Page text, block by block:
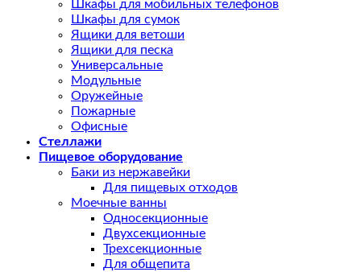
Шкафы для мобильных телефонов
Шкафы для сумок
Ящики для ветоши
Ящики для песка
Универсальные
Модульные
Оружейные
Пожарные
Офисные
Стеллажи
Пищевое оборудование
Баки из нержавейки
Для пищевых отходов
Моечные ванны
Односекционные
Двухсекционные
Трехсекционные
Для общепита